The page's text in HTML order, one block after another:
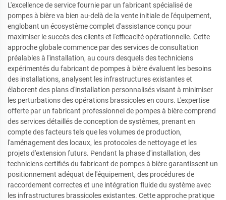
L'excellence de service fournie par un fabricant spécialisé de
pompes à bière va bien au-delà de la vente initiale de l'équipement,
englobant un écosystème complet d'assistance conçu pour
maximiser le succès des clients et l'efficacité opérationnelle. Cette
approche globale commence par des services de consultation
préalables à l'installation, au cours desquels des techniciens
expérimentés du fabricant de pompes à bière évaluent les besoins
des installations, analysent les infrastructures existantes et
élaborent des plans d'installation personnalisés visant à minimiser
les perturbations des opérations brassicoles en cours. L'expertise
offerte par un fabricant professionnel de pompes à bière comprend
des services détaillés de conception de systèmes, prenant en
compte des facteurs tels que les volumes de production,
l'aménagement des locaux, les protocoles de nettoyage et les
projets d'extension futurs. Pendant la phase d'installation, des
techniciens certifiés du fabricant de pompes à bière garantissent un
positionnement adéquat de l'équipement, des procédures de
raccordement correctes et une intégration fluide du système avec
les infrastructures brassicoles existantes. Cette approche pratique